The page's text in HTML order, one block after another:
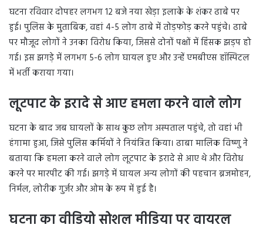
घटना रविवार दोपहर लगभग 12 बजे नया खेड़ा इलाके के शंकर ढाबे पर
हुई। पुलिस के मुताबिक, वहां 4-5 लोग ढाबे में तोड़फोड़ करने पहुंचे। ढाबे
पर मौजूद लोगों ने उनका विरोध किया, जिससे दोनों पक्षों में हिंसक झड़प हो
गई। इस झगड़े में लगभग 5-6 लोग घायल हुए और उन्हें एमबीएस हॉस्पिटल
में भर्ती कराया गया।
लूटपाट के इरादे से आए हमला करने वाले लोग
घटना के बाद जब घायलों के साथ कुछ लोग अस्पताल पहुंचे, तो वहां भी
हंगामा हुआ, जिसे पुलिस कर्मियों ने नियंत्रित किया। ढाबा मालिक विष्णु ने
बताया कि हमला करने वाले लोग लूटपाट के इरादे से आए थे और विरोध
करने पर मारपीट की गई। झगड़े में घायल अन्य लोगों की पहचान ब्रजमोहन,
निर्मल, लोरीक गुर्जर और ओम के रूप में हुई है।
घटना का वीडियो सोशल मीडिया पर वायरल